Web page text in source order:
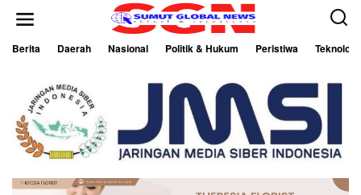
Berita Daerah Nasional Politik & Hukum Peristiwa Teknologi